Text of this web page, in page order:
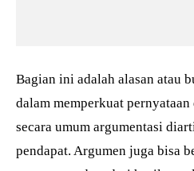
Bagian ini adalah alasan atau
dalam memperkuat
secara umum argumentasi
pendapat. Argumen juga bisa